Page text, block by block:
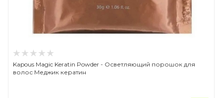
Kapous Magic Keratin Powder - Осветляющий порошок для
волос Меджик кератин